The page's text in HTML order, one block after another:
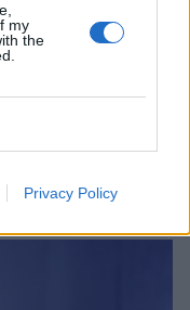
my
the
Privacy Policy
απόδραση
που